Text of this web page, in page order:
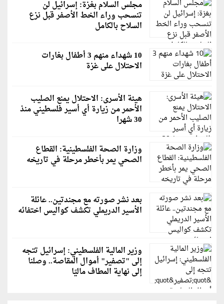
مجلس السلام بغزة: إسرائيل لن
تنسحب وراء الخط الأصفر قبل نزع
السلاح بالكامل
10 شهداء منهم 3 أطفال بغارات
الاحتلال على غزة
هيئة الأسرى: الاحتلال يمنع الصليب
الأحمر من زيارة أي أسير فلسطيني منذ
30 شهرا
وزارة الصحة الفلسطينية: القطاع
الصحي يمر بأخطر مرحلة في تاريخه
بعد نشر صورته مع مجندتين.. عائلة
الأسير الدريملي تكشف كواليس اختفائه
وزير المالية الفلسطيني: إسرائيل تتجه
إلى "تصفير" أموال المقاصة.. وصلنا
إلى نهاية المطاف ماليًا